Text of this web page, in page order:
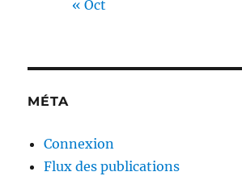
« Oct
MÉTA
Connexion
Flux des publications